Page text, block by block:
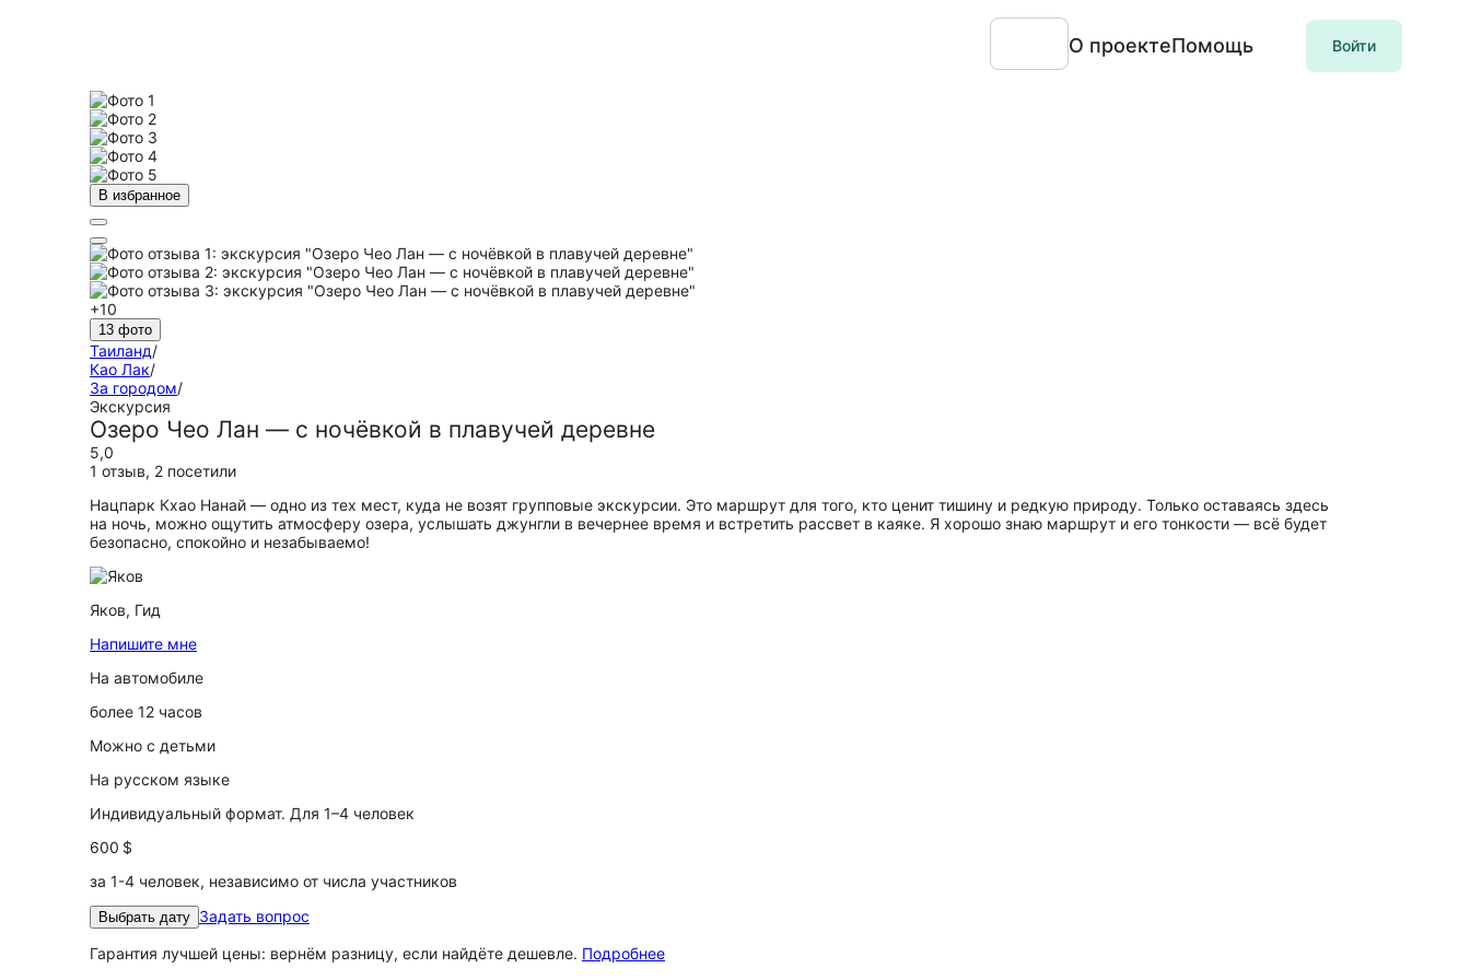
О проектеПомощь Войти
В избранное
+10
13 фото
Таиланд/
Као Лак/
За городом/
Экскурсия
Озеро Чео Лан — с ночёвкой в плавучей деревне
5,0
1 отзыв, 2 посетили
Нацпарк Кхао Нанай — одно из тех мест, куда не возят групповые экскурсии. Это маршрут для того, кто ценит тишину и редкую природу. Только оставаясь здесь
на ночь, можно ощутить атмосферу озера, услышать джунгли в вечернее время и встретить рассвет в каяке. Я хорошо знаю маршрут и его тонкости — всё будет
безопасно, спокойно и незабываемо!
Яков, Гид
Напишите мне
На автомобиле
более 12 часов
Можно с детьми
На русском языке
Индивидуальный формат. Для 1–4 человек
600 $
за 1-4 человек, независимо от числа участников
Выбрать дату Задать вопрос
Гарантия лучшей цены: вернём разницу, если найдёте дешевле. Подробнее